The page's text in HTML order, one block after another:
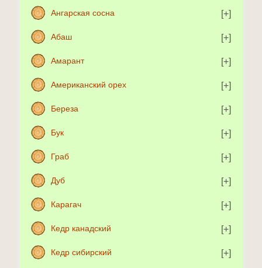
Ангарская сосна
Абаш
Амарант
Американский орех
Береза
Бук
Граб
Дуб
Карагач
Кедр канадский
Кедр сибирский